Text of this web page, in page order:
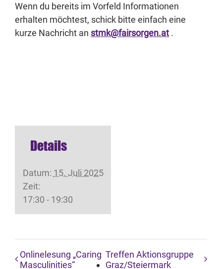
Wenn du bereits im Vorfeld Informationen
erhalten möchtest, schick bitte einfach eine
kurze Nachricht an stmk@fairsorgen.at .
Details
Datum: 15. Juli 2025
Zeit:
17:30 - 19:30
Onlinelesung „Caring
Masculinities“
Treffen Aktionsgruppe
Graz/Steiermark